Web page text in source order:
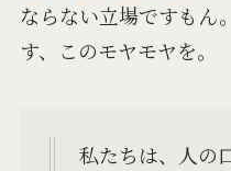
ならない立場ですもん
す、このモヤモヤを。
私たちは、人の